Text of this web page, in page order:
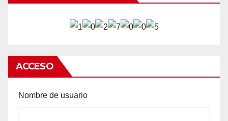
ACCESO
Nombre de usuario